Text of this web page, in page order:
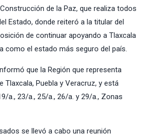
de la Paz, que realiza todos
Estado, donde reiteró a la titular del
de continuar apoyando a Tlaxcala
como el estado más seguro del país.
que la Región que representa
Tlaxcala, Puebla y Veracruz, y está
a., 23/a., 25/a., 26/a. y 29/a., Zonas
se llevó a cabo una reunión